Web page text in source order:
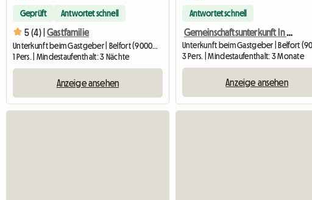
Geprüft Antwortet schnell
5 (4) | Gastfamilie
Unterkunft beim Gastgeber | Belfort (90000) | 12 M2
1 Pers. | Mindestaufenthalt: 3 Nächte
Anzeige ansehen
Antwortet schnell
Gemeinschaftsunterkunft In der Nähe von UTBM – Stadtzentrum – General Electric
3 Pers. | Mindestaufenthalt: 3 Monate
Anzeige ansehen